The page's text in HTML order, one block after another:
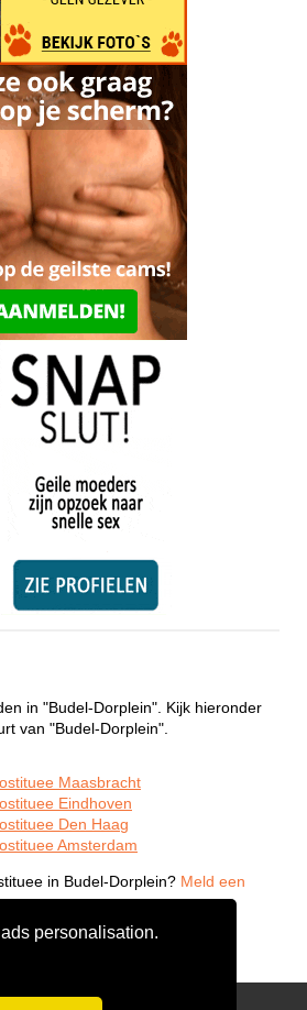
personalisation.
in "Budel-Dorplein". Kijk hieronder
van "Budel-Dorplein".
Maasbracht
Eindhoven
Den Haag
Amsterdam
in Budel-Dorplein? Meld een